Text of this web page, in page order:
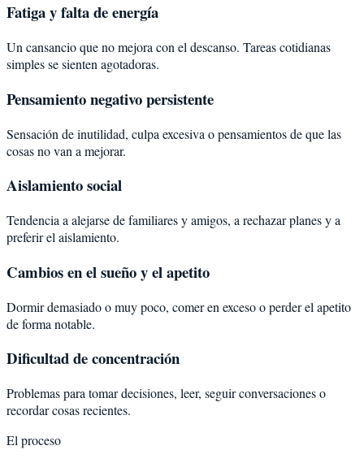
Fatiga y falta de energía
Un cansancio que no mejora con el descanso. Tareas cotidianas
simples se sienten agotadoras.
Pensamiento negativo persistente
Sensación de inutilidad, culpa excesiva o pensamientos de que las
cosas no van a mejorar.
Aislamiento social
Tendencia a alejarse de familiares y amigos, a rechazar planes y a
preferir el aislamiento.
Cambios en el sueño y el apetito
Dormir demasiado o muy poco, comer en exceso o perder el apetito
de forma notable.
Dificultad de concentración
Problemas para tomar decisiones, leer, seguir conversaciones o
recordar cosas recientes.
El proceso